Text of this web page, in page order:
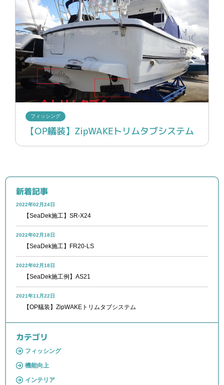
フィッシング
【OP艤装】ZipWAKEトリムタブシステム
新着記事
2022年02月24日
【SeaDek施工】SR-X24
2022年02月18日
【SeaDek施工】FR20-LS
2022年02月18日
【SeaDek施工例】AS21
2021年11月22日
【OP艤装】ZipWAKEトリムタブシステム
カテゴリ
フィッシング
機能向上
インテリア